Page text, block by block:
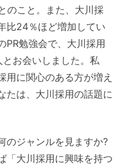
のこと。また、大川採
比24％ほど増加してい
PR勉強会で、大川採用
お会いしました。私
用に関心のある方が増え
たは、大川採用の話題に
のジャンルを見ますか?
「大川採用に興味を持つ